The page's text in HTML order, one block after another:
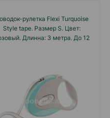
рулетка Flexi Turquoise
Style tape. Размер S. Цвет:
Длинна: 3 метра. До 12